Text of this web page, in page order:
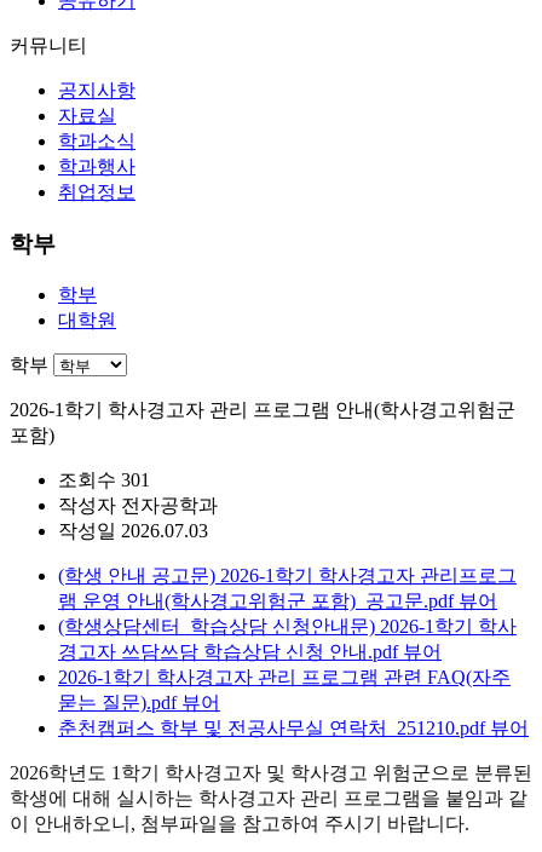
커뮤니티
공지사항
자료실
학과소식
학과행사
취업정보
학부
학부
대학원
학부
2026-1학기 학사경고자 관리 프로그램 안내(학사경고위험군
포함)
조회수 301
작성자 전자공학과
작성일 2026.07.03
(학생 안내 공고문) 2026-1학기 학사경고자 관리프로그
램 운영 안내(학사경고위험군 포함)_공고문.pdf 뷰어
(학생상담센터_학습상담 신청안내문) 2026-1학기 학사
경고자 쓰담쓰담 학습상담 신청 안내.pdf 뷰어
2026-1학기 학사경고자 관리 프로그램 관련 FAQ(자주
묻는 질문).pdf 뷰어
춘천캠퍼스 학부 및 전공사무실 연락처_251210.pdf 뷰어
2026학년도 1학기 학사경고자 및 학사경고 위험군으로 분류된
학생에 대해 실시하는 학사경고자 관리 프로그램을 붙임과 같
이 안내하오니, 첨부파일을 참고하여 주시기 바랍니다.